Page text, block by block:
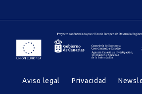
Aviso legal Privacidad